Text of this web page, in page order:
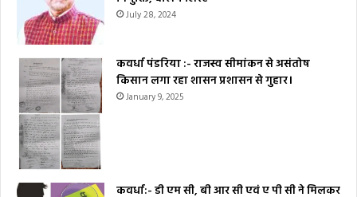
July 28, 2024
कवर्धा पंडरिया :- राजस्व सीमांकन से असंतोष
किसान लगा रहा शासन प्रशासन से गुहार।
January 9, 2025
कवर्धा:- डी एम सी, बी आर सी एवं ए पी सी ने मिलकर